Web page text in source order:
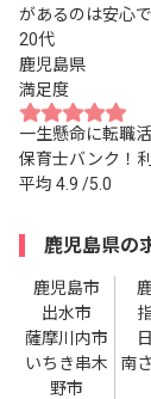
があるのは安心で
20代
鹿児島県
満足度
一生懸命に転職
保育士バンク！
平均 4.9 /5.0
鹿児島県の
鹿児島市
出水市
薩摩川内市
いちき串木
野市
南